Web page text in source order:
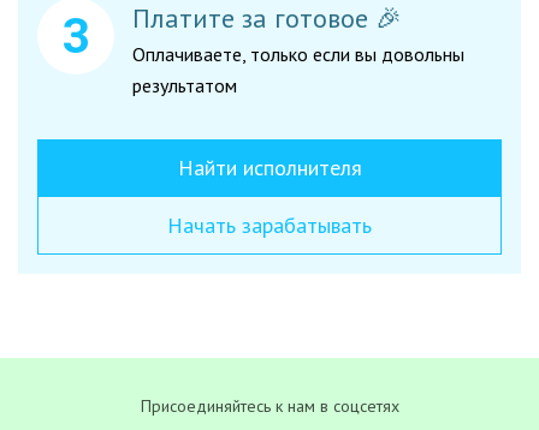
Платите за готовое 🎉
Оплачиваете, только если вы довольны
результатом
Найти исполнителя
Начать зарабатывать
Присоединяйтесь к нам в соцсетях